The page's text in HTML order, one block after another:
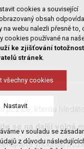
pozice, kterou
se na další volná
vhodnou
cookies a související
obsah odpovídal
na webu nalezli přesně to,
cookies používané na
ke zjišťování
stránek.
všechny cookies
Nastavit
v souladu se
z důvodu